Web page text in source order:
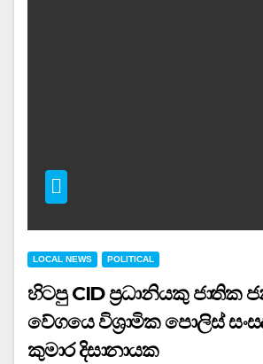
LOCAL NEWS POLITICAL
හිටපු CID ප්‍රධානියකු ජාතික
වේගයෙ විශ්‍රාමික පොලිස්
කුමාර දිසානායක